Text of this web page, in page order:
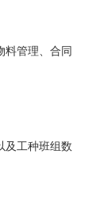
料管理、合同
及工种班组数